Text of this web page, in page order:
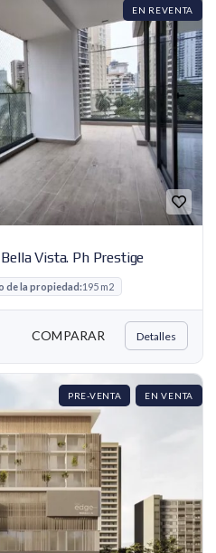
EN REVENTA
Vista. Ph Prestige
de la propiedad:195 m2
COMPARAR Detalles
EN VENTA
PRE-VENTA